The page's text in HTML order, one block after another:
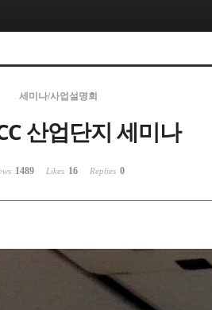
세미나/사업설명회
산업단지 세미나
1489 Likes 16 Replies 0